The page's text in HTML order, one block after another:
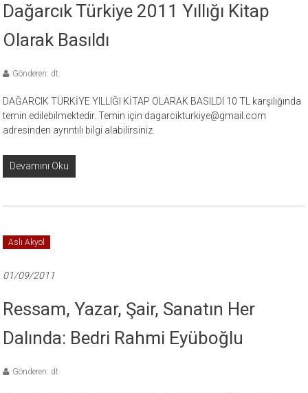
Dağarcık Türkiye 2011 Yıllığı Kitap
Olarak Basıldı
Gönderen: dt
DAĞARCIK TÜRKİYE YILLIĞI KİTAP OLARAK BASILDI 10 TL karşılığında
temin edilebilmektedir. Temin için dagarcikturkiye@gmail.com
adresinden ayrıntılı bilgi alabilirsiniz.
Devamını Oku
Aslı Akyol
01/09/2011
Ressam, Yazar, Şair, Sanatın Her
Dalında: Bedri Rahmi Eyüboğlu
Gönderen: dt